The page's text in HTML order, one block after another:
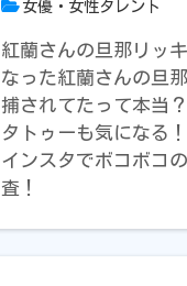
女優・女性タレント
紅蘭さんの旦那リッ
なった紅蘭さんの旦
捕されてたって本当
タトゥーも気になる
インスタでボコボコ
査！